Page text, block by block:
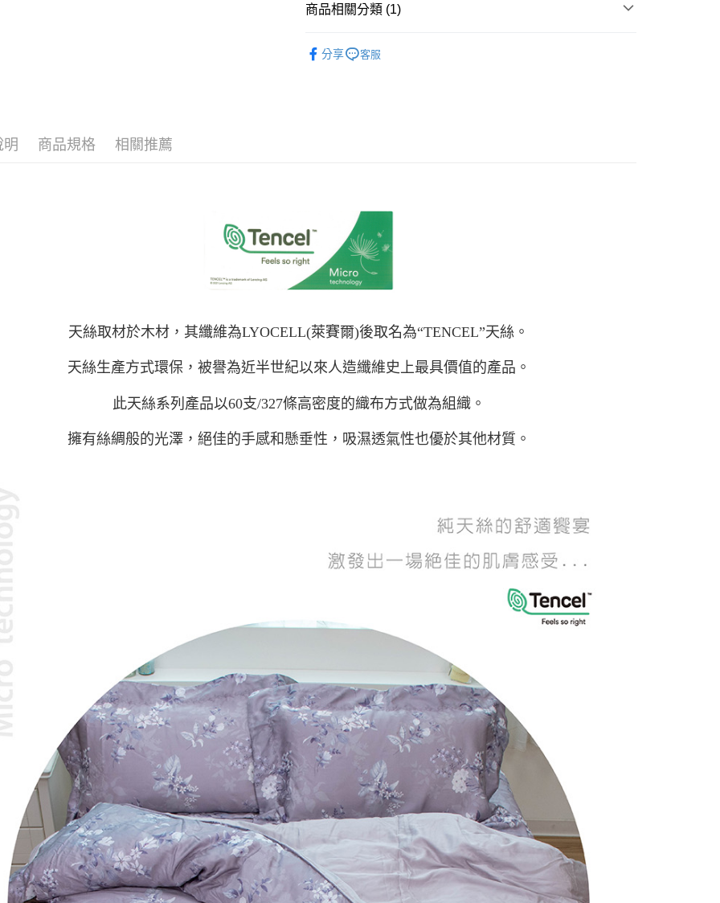
非床墊商品，一般宅配
商品相關分類 (1)
分享
客服
明 商品規格 相關推薦
天絲取材於木材，其纖維為LYOCELL(萊賽爾)後取名為“TENCEL”天絲。
天絲生產方式環保，被譽為近半世紀以來人造纖維史上最具價值的產品。
此天絲系列產品以60支/327條高密度的織布方式做為組織。
擁有絲綢般的光澤，絕佳的手感和懸垂性，吸濕透氣性也優於其他材質。